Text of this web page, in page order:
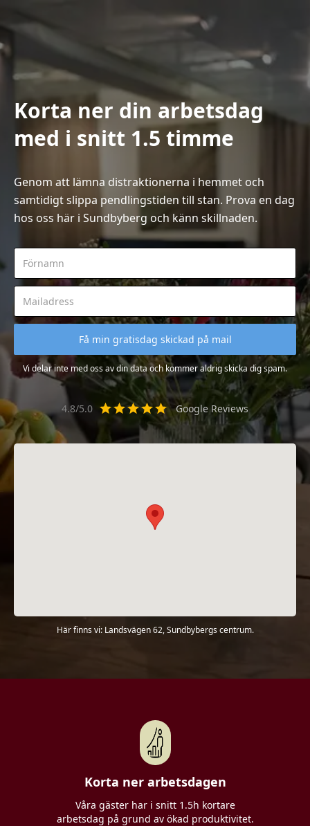
Korta ner din arbetsdag
med i snitt 1.5 timme
Genom att lämna distraktionerna i hemmet och
samtidigt slippa pendlingstiden till stan. Prova en dag
hos oss här i Sundbyberg och känn skillnaden.
Vi delar inte med oss av din data och kommer aldrig skicka dig spam.
4.8/5.0 Google Reviews
Här finns vi: Landsvägen 62, Sundbybergs centrum.
Korta ner arbetsdagen
Våra gäster har i snitt 1.5h kortare
arbetsdag på grund av ökad produktivitet.